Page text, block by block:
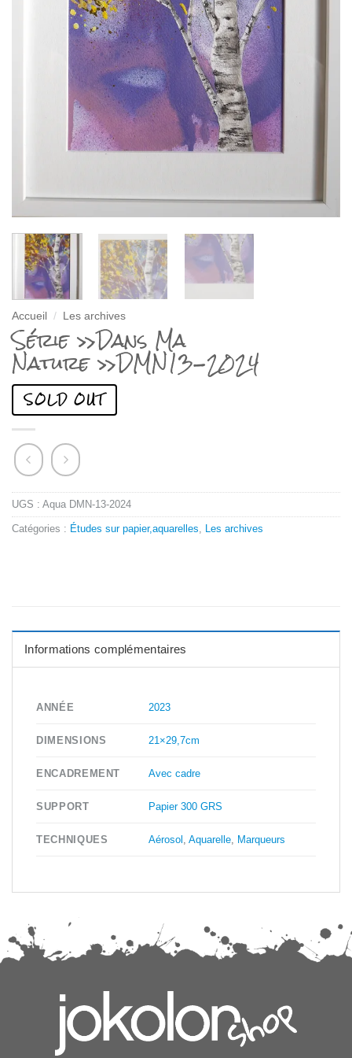
Accueil / Les archives
Série »Dans Ma
Nature »DMN13-2024
UGS : Aqua DMN-13-2024
Catégories : Études sur papier,aquarelles, Les archives
Informations complémentaires
ANNÉE 2023
DIMENSIONS 21×29,7cm
ENCADREMENT Avec cadre
SUPPORT Papier 300 GRS
TECHNIQUES Aérosol ,Aquarelle Marqueurs